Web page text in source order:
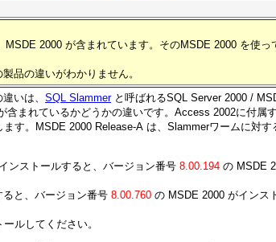
2000 が含まれています。そのMSDE 2000 を使っ
品の違いがわかりません。
いは、 SQL Slammerと呼ばれるSQL Server 2000 /
含まれているかどうかの違いです。Access 2002に付属
す。MSDE 2000 Release-A は、Slammerワームに対す
ンストールすると、バージョン番号 8.00.194 の MSDE
と、バージョン番号 8.00.760 の MSDE 2000 がインス
ルしてください。